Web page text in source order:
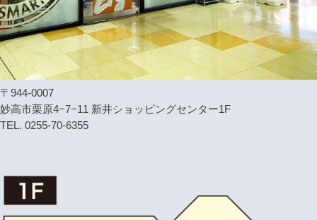
〒944-0007
妙高市栗原4−7−11 新井ショッピングセンター1F
TEL. 0255-70-6355